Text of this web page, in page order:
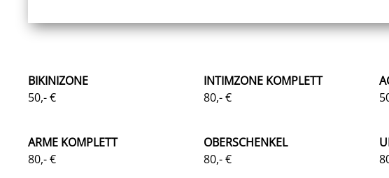
BIKINIZONE
50,- €
INTIMZONE KOMPLETT
80,- €
ARME KOMPLETT
80,- €
OBERSCHENKEL
80,- €